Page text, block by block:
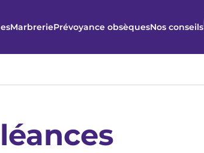
MarbreriePrévoyance obsèquesNos conseils